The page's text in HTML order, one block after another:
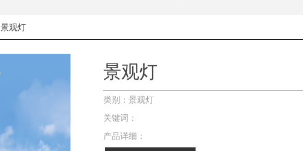
景观灯
景观灯
类别：景观灯
关键词：
产品详细：